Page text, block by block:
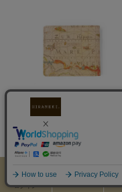
【送料無料】
アートヌメレザー｜二つ
折り財布【アンティーク
価格
17,600 税込
ログイン